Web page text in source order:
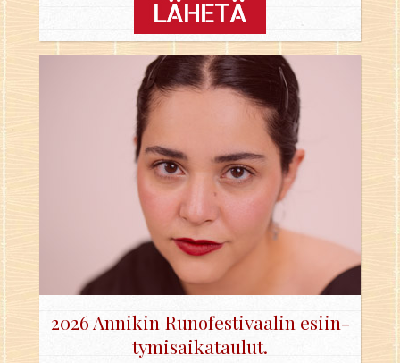
2026 An­ni­kin Ru­no­fes­ti­vaa­lin esiin­
ty­mi­sai­ka­tau­lut.